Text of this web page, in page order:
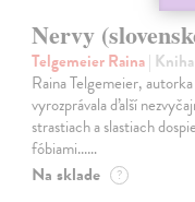
Nervy
Telgemeier Raina| Kniha
Raina Telgemeier,
vyrozprávala ďalší
strastiach a slastiach
fóbiami...…
Na sklade ?